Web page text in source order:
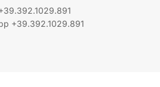
+39.392.1029.891